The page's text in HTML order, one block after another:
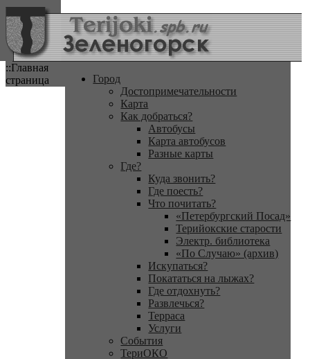
::Главная
страница
Город
Достопримечательности
Карта
Как добраться?
Автобусы
Карта автобусов
Разные карты
Где?
Куда звонить?
Где поесть?
Что почитать?
«Петербургский Посад»
Терийокские старости
Электр. библиотека
«По Случаю» (архив)
Искупаться?
Покататься на лыжах?
Где отдохнуть?
Развлечься?
Терраса
Услуги
События
ТериОКО